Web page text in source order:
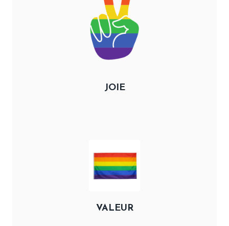
JOIE
VALEUR